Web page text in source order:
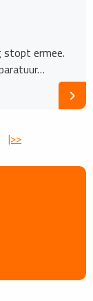
stopt ermee.
|>>